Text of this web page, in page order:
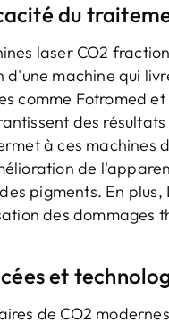
du
laser CO2
d'une machine qui
comme Fotromed
des
à ces machines
de
pigments. En
des dommages
et
de CO2